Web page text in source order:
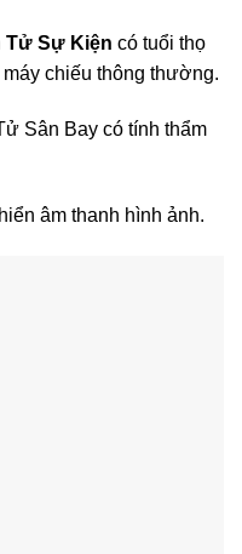
Tử Sự Kiện có tuổi thọ
chiếu thông thường.
Sân Bay có tính thẩm
âm thanh hình ảnh.